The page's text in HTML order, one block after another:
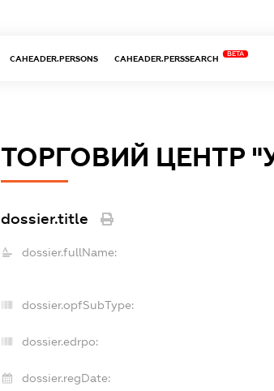
CAHEADER.PERSONS CAHEADER.PERSSEARCH
BETA
ТОРГОВИЙ ЦЕНТР
dossier.title
dossier.fullName:
dossier.opfSubType:
dossier.edrpo:
dossier.regDate: